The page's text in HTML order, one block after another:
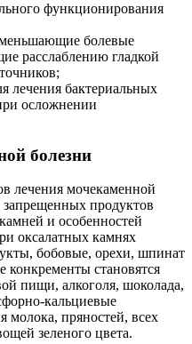
функционирования
болевые
расслаблению гладкой
лечения бактериальных
осложнении
болезни
лечения мочекаменной
продуктов
и особенностей
оксалатных камнях
бобовые, орехи, шпинат
конкременты становятся
пищи, алкоголя, шоколада,
кальциевые
молока, пряностей, всех
зеленого цвета.